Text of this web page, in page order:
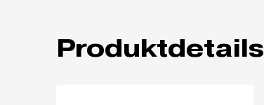
Produktdetails